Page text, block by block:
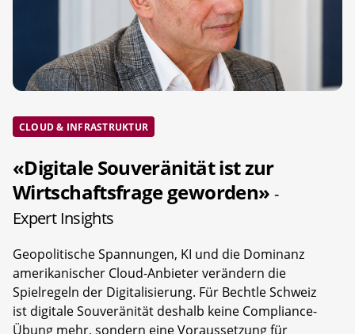
CLOUD & INFRASTRUKTUR
«Digitale Souveränität ist zur
Wirtschaftsfrage geworden» -
Expert Insights
Geopolitische Spannungen, KI und die Dominanz
amerikanischer Cloud-Anbieter verändern die
Spielregeln der Digitalisierung. Für Bechtle Schweiz
ist digitale Souveränität deshalb keine Compliance-
Übung mehr, sondern eine Voraussetzung für